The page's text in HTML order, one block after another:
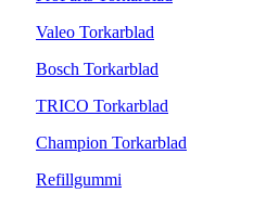
Valeo Torkarblad
Bosch Torkarblad
TRICO Torkarblad
Champion Torkarblad
Refillgummi